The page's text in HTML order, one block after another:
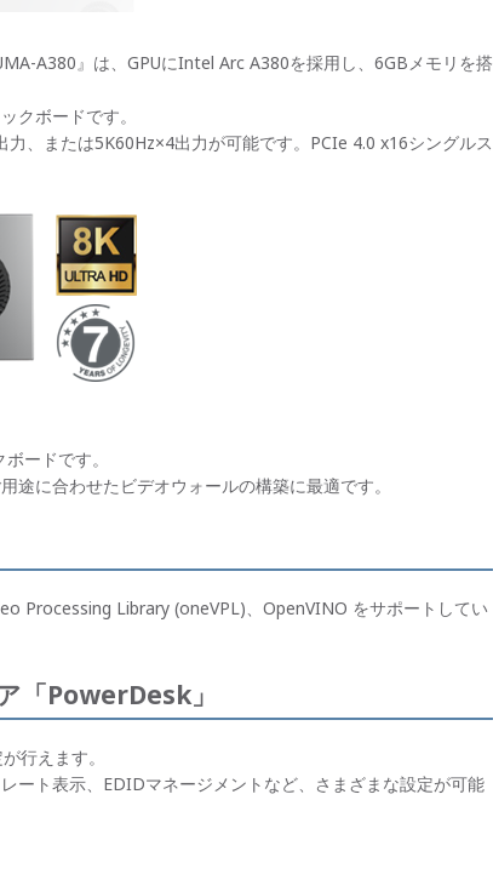
A380』は、GPUにIntel Arc A380を採用し、6GBメモリを搭
クボードです。
、または5K60Hz×4出力が可能です。PCIe 4.0 x16シングルス
ードです。
に合わせたビデオウォールの構築に最適です。
Processing Library (oneVPL)、OpenVINO をサポートしてい
「PowerDesk」
行えます。
ート表示、EDIDマネージメントなど、さまざまな設定が可能